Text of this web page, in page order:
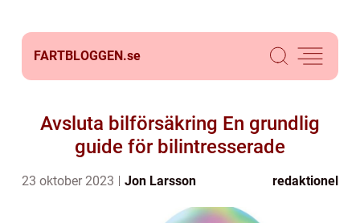
FARTBLOGGEN.se
Avsluta bilförsäkring En grundlig
guide för bilintresserade
23 oktober 2023 Jon Larsson redaktionel